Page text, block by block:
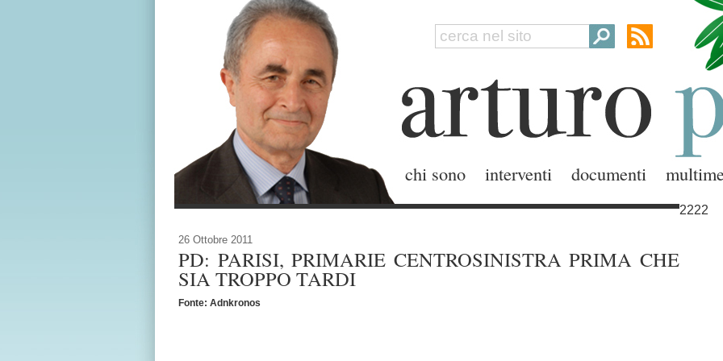
chi sono interventi documenti
2222
26 Ottobre 2011
PD: PARISI, PRIMARIE CENTROSINISTRA PRIMA CHE
SIA TROPPO TARDI
Fonte: Adnkronos